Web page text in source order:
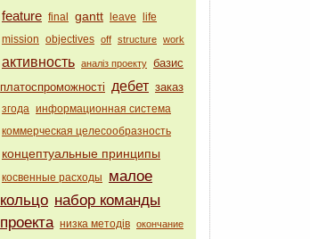
feature final gantt leave
life
mission objectives off structure work
активность аналіз проекту базис
платоспроможності дебет заказ
згода информационная система
коммерческая целесообразность
концептуальные принципы
косвенные расходы
малое
кольцо набор команды
проекта низка методів окончание